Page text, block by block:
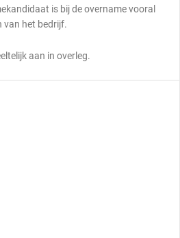
is bij de overname vooral
van het bedrijf.
aan in overleg.